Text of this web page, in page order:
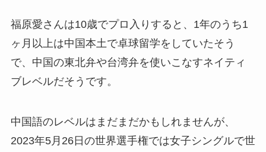
福原愛さんは10歳でプロ入りすると、1年のうち1
ヶ月以上は中国本土で卓球留学をしていたそう
で、中国の東北弁や台湾弁を使いこなすネイティ
ブレベルだそうです。
中国語のレベルはまだまだかもしれませんが、
2023年5月26日の世界選手権では女子シングルで世